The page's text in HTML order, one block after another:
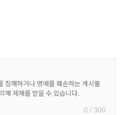
0 / 300